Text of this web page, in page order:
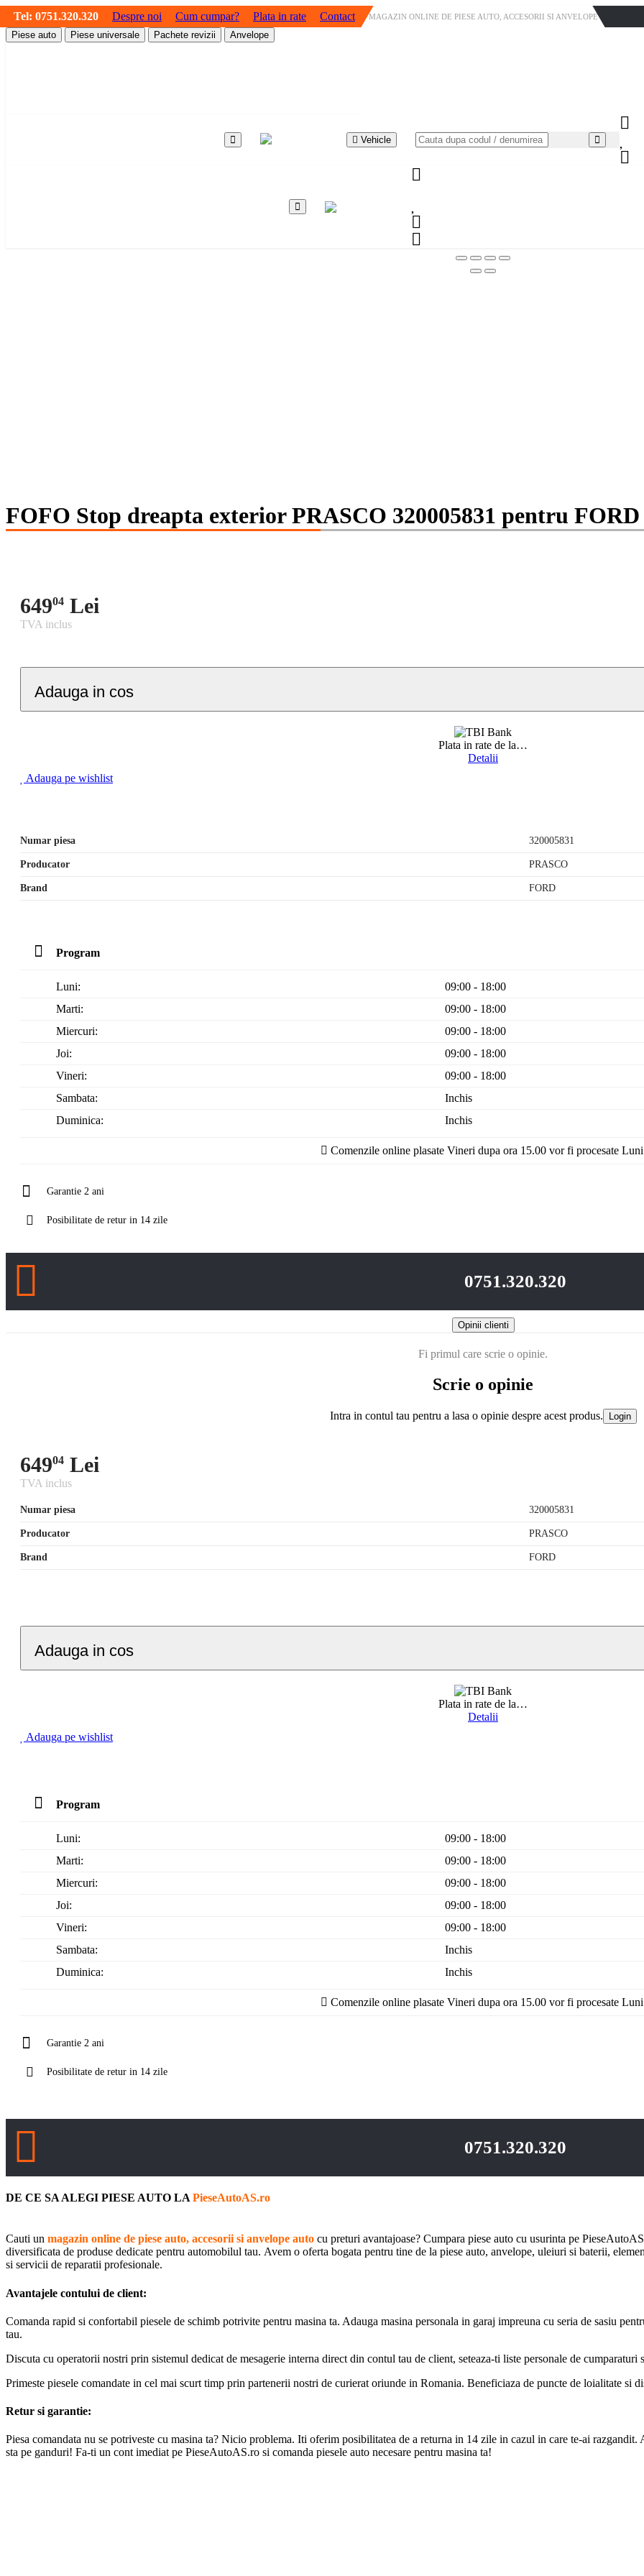
Tel:0751.320.320 Despre noi Cum cumpar? Plata in rate Contact MAGAZIN ONLINE DE PIESE AUTO, ACCESORII SI ANVELOPE
Piese auto Piese universale Pachete revizii Anvelope
Vehicle
FOFO Stop dreapta exterior PRASCO 320005831 pentru FORD
64904 Lei
TVA inclus
Adauga in cos
Plata in rate de la…
Detalii
Adauga pe wishlist
Numar piesa 320005831
Producator PRASCO
Brand FORD
Program
Luni:
09:00 - 18:00
Marti:
09:00 - 18:00
Miercuri:
09:00 - 18:00
Joi:
09:00 - 18:00
Vineri:
09:00 - 18:00
Sambata:
Inchis
Duminica:
Inchis
Comenzile online plasate Vineri dupa ora 15.00 vor fi procesate
Garantie 2 ani
Posibilitate de retur in 14 zile
0751.320.320
Opinii clienti
Fi primul care scrie o opinie.
Scrie o opinie
Intra in contul tau pentru a lasa o opinie despre acest produs. Login
64904 Lei
TVA inclus
Numar piesa 320005831
Producator PRASCO
Brand FORD
Adauga in cos
Plata in rate de la…
Detalii
Adauga pe wishlist
Program
Luni:
09:00 - 18:00
Marti:
09:00 - 18:00
Miercuri:
09:00 - 18:00
Joi:
09:00 - 18:00
Vineri:
09:00 - 18:00
Sambata:
Inchis
Duminica:
Inchis
Comenzile online plasate Vineri dupa ora 15.00 vor fi procesate
Garantie 2 ani
Posibilitate de retur in 14 zile
0751.320.320
DE CE SA ALEGI PIESE AUTO LA PieseAutoAS.ro
Cauti un magazin online de piese auto, accesorii si anvelope auto cu preturi avantajoase? Cumpara piese auto cu usurinta pe
diversificata de produse dedicate pentru automobilul tau. Avem o oferta bogata pentru tine de la piese auto, anvelope, uleiuri si baterii,
si servicii de reparatii profesionale.
Avantajele contului de client:
Comanda rapid si confortabil piesele de schimb potrivite pentru masina ta. Adauga masina personala in garaj impreuna cu seria de sasiu
tau.
Discuta cu operatorii nostri prin sistemul dedicat de mesagerie interna direct din contul tau de client, seteaza-ti liste personale de
Primeste piesele comandate in cel mai scurt timp prin partenerii nostri de curierat oriunde in Romania. Beneficiaza de puncte de loialitate si
Retur si garantie:
Piesa comandata nu se potriveste cu masina ta? Nicio problema. Iti oferim posibilitatea de a returna in 14 zile in cazul in care te-ai
sta pe ganduri! Fa-ti un cont imediat pe PieseAutoAS.ro si comanda piesele auto necesare pentru masina ta!